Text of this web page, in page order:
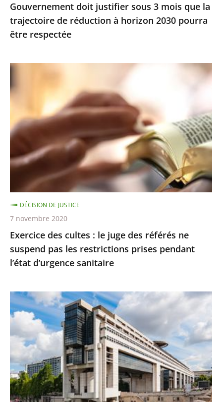
3
mois
que
trajectoire
réduction
horizon
2030
être
respectée
Gouvernement doit justifier sous 3 mois que la
trajectoire de réduction à horizon 2030 pourra
être respectée
Exercice
cultes
le
juge
des
référés
suspend
pas
les
restrictions
prises
pendant
d’urgence
sanitaire
Exercice des cultes : le juge des référés ne
suspend pas les restrictions prises pendant
l’état d’urgence sanitaire
DÉCISION DE JUSTICE
7 novembre 2020
La
protection
des
contribuables
contre
les
changements
de